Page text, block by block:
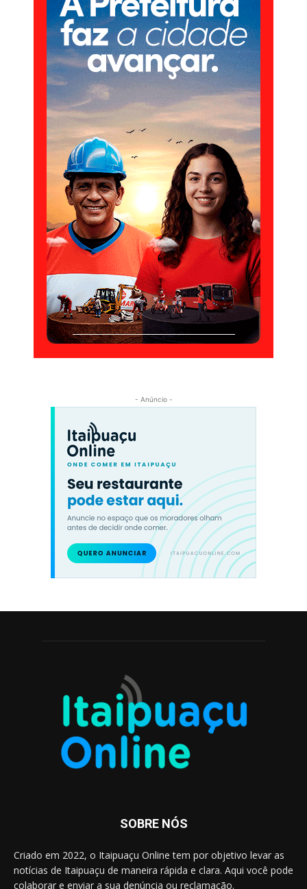
SOBRE NÓS
Criado em 2022, o Itaipuaçu Online tem por objetivo levar as
notícias de Itaipuaçu de maneira rápida e clara. Aqui você pode
colaborar e enviar a sua denúncia ou reclamação.